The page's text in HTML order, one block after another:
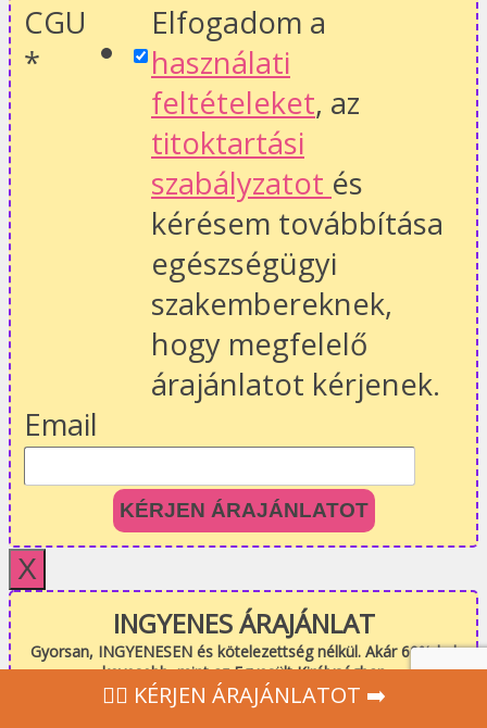
CGU
*
Elfogadom a
használati
feltételeket, az
titoktartási
szabályzatot és
kérésem továbbítása
egészségügyi
szakembereknek,
hogy megfelelő
árajánlatot kérjenek.
Email
KÉRJEN ÁRAJÁNLATOT
X
INGYENES ÁRAJÁNLAT
Gyorsan, INGYENESEN és kötelezettség nélkül. Akár 60%-kal
kevesebb, mint az Egyesült Királyságban
*
‍👩‍⚕ KÉRJEN ÁRAJÁNLATOT ➡️